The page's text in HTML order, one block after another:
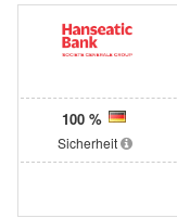
100 %
Sicherheit